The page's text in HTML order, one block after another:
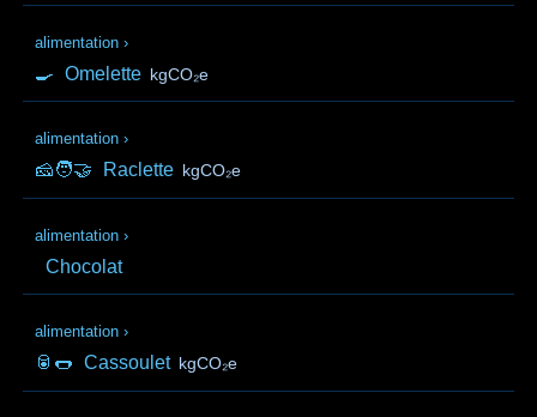
alimentation ›
🍳 Omelette kgCO₂e
alimentation ›
🧀🧑‍🤝‍ Raclette kgCO₂e
alimentation ›
Chocolat
alimentation ›
🥫🌭 Cassoulet kgCO₂e